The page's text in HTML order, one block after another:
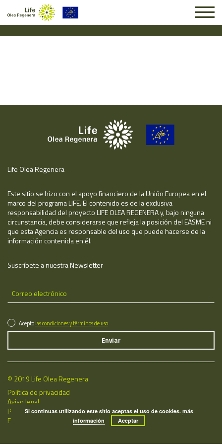
Solicitud #25441
Life Olea Regenera
Este sitio se hizo con el apoyo financiero de la Unión Europea en el
marco del programa LIFE. El contenido es de la exclusiva
responsabilidad del proyecto LIFE OLEA REGENERA y, bajo ninguna
circunstancia, debe considerarse que refleja la posición del EASME ni
que esta Agencia es responsable del uso que puede hacerse de la
información contenida en él.
Suscríbete a nuestra Newsletter
Aceptolas condiciones y términos de uso
© 2019 Life Olea Regenera
Política de privacidad
Aviso legal
Política de cookies
Fecha de última actualización: 07/08/2026
Si continuas utilizando este sitio aceptas el uso de cookies.más
información
Aceptar